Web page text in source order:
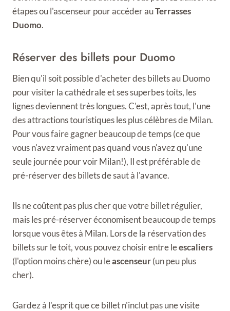
étapes ou l'ascenseur pour accéder auTerrasses
Duomo.
Réserver des billets pour Duomo
Bien qu'il soit possible d'acheter des billets au Duomo
pour visiter la cathédrale et ses superbes toits, les
lignes deviennent très longues. C'est, après tout, l'une
des attractions touristiques les plus célèbres de Milan.
Pour vous faire gagner beaucoup de temps (ce que
vous n'avez vraiment pas quand vous n'avez qu'une
seule journée pour voir Milan!), Il est préférable de
pré-réserver des billets de saut à l'avance.
Ils ne coûtent pas plus cher que votre billet régulier,
mais les pré-réserver économisent beaucoup de temps
lorsque vous êtes à Milan. Lors de la réservation des
billets sur le toit, vous pouvez choisir entre leescaliers
(l'option moins chère) ou leascenseur(un peu plus
cher).
Gardez à l'esprit que ce billet n'inclut pas une visite